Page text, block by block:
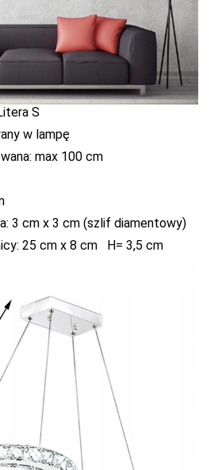
S
w lampę
max 100 cm
3 cm x 3 cm (szlif diamentowy)
25 cm x 8 cm H= 3,5 cm